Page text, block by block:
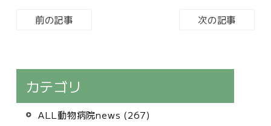
前の記事 次の記事
カテゴリ
ALL動物病院news (267)